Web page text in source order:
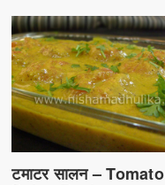
टमाटर सालन – Tomato